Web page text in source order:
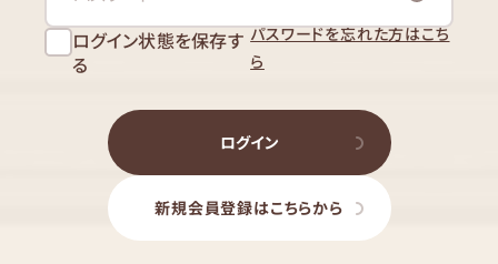
ログイン状態を保存す
る
パスワードを忘れた方はこち
ら
ログイン
新規会員登録はこちらから